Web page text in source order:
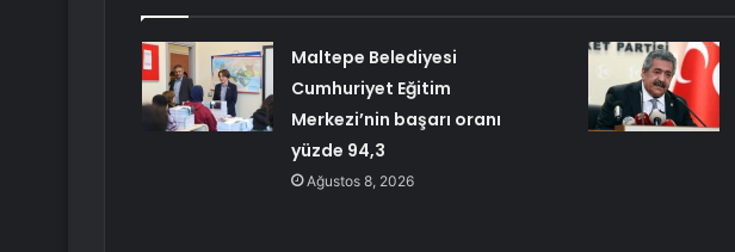
Maltepe Belediyesi
Cumhuriyet Eğitim
Merkezi’nin başarı oranı
yüzde 94,3
Ağustos 8, 2026